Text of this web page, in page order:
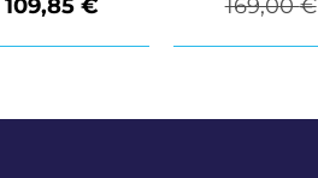
109,85€ 169,00€